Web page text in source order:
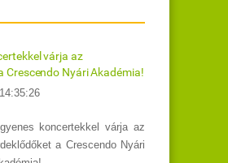
várja az
Crescendo Nyári Akadémia!
koncertekkel várja az
a Crescendo Nyári